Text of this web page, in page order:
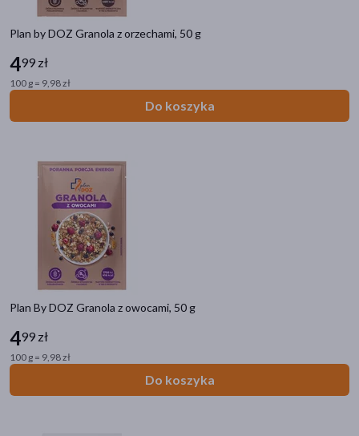
Plan by DOZ Granola z orzechami, 50 g
499 zł
100 g = 9,98 zł
Do koszyka
Plan By DOZ Granola z owocami, 50 g
499 zł
100 g = 9,98 zł
Do koszyka